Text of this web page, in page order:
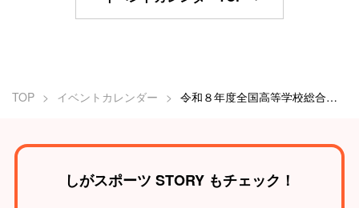
TOP イベントカレンダー 令和８年度全国高等学校総合体育大会 ウエイトリフティング競技種目別開会式
しがスポーツ STORY もチェック！